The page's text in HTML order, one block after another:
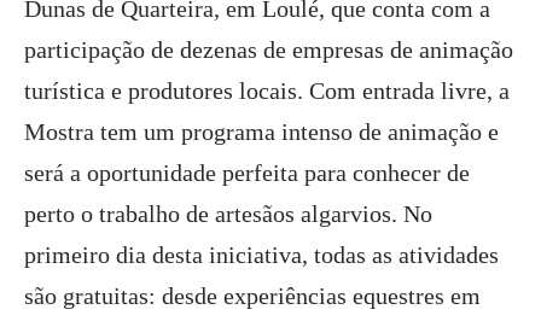
Dunas de Quarteira, em Loulé, que conta com a
participação de dezenas de empresas de animação
turística e produtores locais. Com entrada livre, a
Mostra tem um programa intenso de animação e
será a oportunidade perfeita para conhecer de
perto o trabalho de artesãos algarvios. No
primeiro dia desta iniciativa, todas as atividades
são gratuitas: desde experiências equestres em